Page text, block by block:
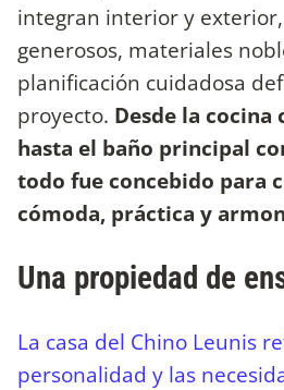
integran interior y
generosos, materiales
planificación cuidadosa
proyecto. Desde la
hasta el baño principal
todo fue concebido para
cómoda, práctica y
Una propiedad de
La casa del Chino Leunis
personalidad y las